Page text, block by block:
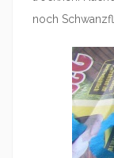
noch